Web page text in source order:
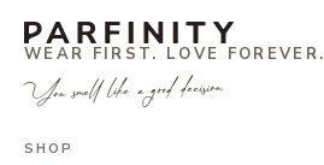
WEAR FIRST. LOVE FOREVER.
You smell like a good decision.
SHOP